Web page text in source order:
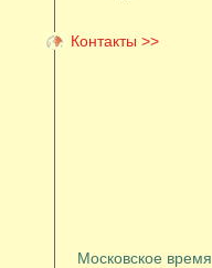
Контакты >>
Московское время